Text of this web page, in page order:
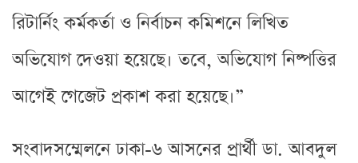
রিটার্নিং কর্মকর্তা ও নির্বাচন কমিশনে লিখিত
অভিযোগ দেওয়া হয়েছে। তবে, অভিযোগ নিষ্পত্তির
আগেই গেজেট প্রকাশ করা হয়েছে।”
সংবাদসম্মেলনে ঢাকা-৬ আসনের প্রার্থী ডা. আবদুল